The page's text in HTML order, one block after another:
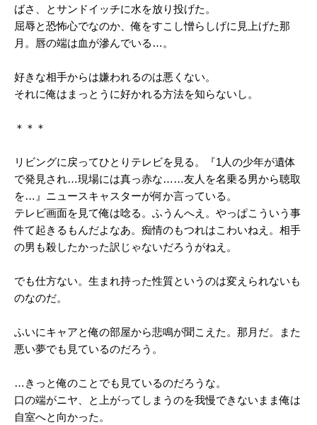
ばさ、とサンドイッチに水を放り投げた。
屈辱と恐怖心でなのか、俺をすこし憎らしげに見上げた那
月。唇の端は血が滲んでいる…。
好きな相手からは嫌われるのは悪くない。
それに俺はまっとうに好かれる方法を知らないし。
＊＊＊
リビングに戻ってひとりテレビを見る。『1人の少年が遺体
で発見され…現場には真っ赤な……友人を名乗る男から聴取
を…』ニュースキャスターが何か言っている。
テレビ画面を見て俺は唸る。ふうんへえ。やっぱこういう事
件て起きるもんだよなあ。痴情のもつれはこわいねえ。相手
の男も殺したかった訳じゃないだろうがねえ。
でも仕方ない。生まれ持った性質というのは変えられないも
のなのだ。
ふいにキャアと俺の部屋から悲鳴が聞こえた。那月だ。また
悪い夢でも見ているのだろう。
…きっと俺のことでも見ているのだろうな。
口の端がニヤ、と上がってしまうのを我慢できないまま俺は
自室へと向かった。